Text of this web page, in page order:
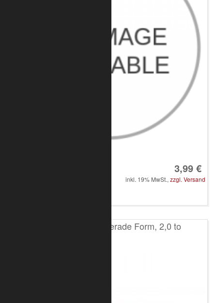
3,99 €
inkl. 19% MwSt., zzgl. Versand
Schäkel verzinkt, gerade Form, 2,0 to